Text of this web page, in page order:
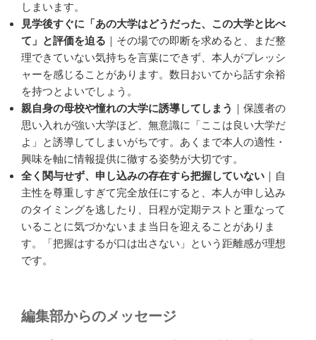
しまいます。
見学後すぐに「あの大学はどうだった、この大学と比べ
て」と評価を迫る ｜その場での即断を求めると、まだ整
理できていない気持ちを言葉にできず、本人がプレッシ
ャーを感じることがあります。数日おいてから話す余裕
を持つとよいでしょう。
親自身の母校や憧れの大学に誘導してしまう ｜保護者の
思い入れが強い大学ほど、無意識に「ここは良い大学だ
よ」と誘導してしまいがちです。あくまで本人の適性・
興味を軸に情報提供に徹する姿勢が大切です。
全く関与せず、申し込みの存在すら把握していない ｜自
主性を尊重しすぎて完全放任にすると、本人が申し込み
のタイミングを逃したり、日程が定期テストと重なって
いることに気づかないまま当日を迎えることがありま
す。「把握はするが口は出さない」という距離感が理想
です。
編集部からのメッセージ